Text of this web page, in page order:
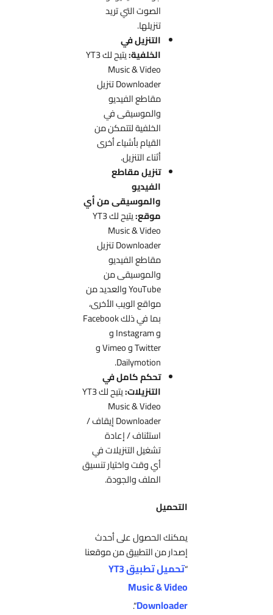
الصوت التي تريد
تنزيلها.
التنزيل في
الخلفية:
يتيح لك YT3
Music & Video
Downloader تنزيل
مقاطع الفيديو
والموسيقى في
الخلفية لتتمكن من
القيام بأشياء أخرى
أثناء التنزيل.
تنزيل مقاطع
الفيديو
والموسيقى من أي
موقع:
يتيح لك YT3
Music & Video
Downloader تنزيل
مقاطع الفيديو
والموسيقى من
YouTube والعديد من
مواقع الويب الأخرى،
بما في ذلك Facebook
و Instagram و
Twitter و Vimeo و
Dailymotion.
تحكم كامل في
التنزيلات:
يتيح لك YT3
Music & Video
Downloader إيقاف /
استئناف / إعادة
تشغيل التنزيلات في
أي وقت واختيار تنسيق
الملف والجودة.
التحميل
يمكنك الحصول على أحدث
إصدار من التطبيق من موقعنا
تحميل تطبيق YT3
Music & Video
Downloader
“.